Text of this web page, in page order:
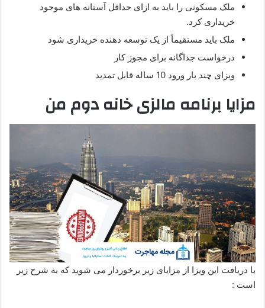
ملک مسکونی را باید به ازای حداقل آستانه های موجود
خریداری کرد.
ملک باید مستقیماً از یک توسعه دهنده خریداری شود
درخواست جداگانه برای مجوز کار
ویزای چند بار ورود 10 ساله قابل تمدید
مزایا برنامه مالزی خانه دوم من
با دریافت این ویزا از مزایای زیر برخوردار می شوید که به شرح زیر
است :